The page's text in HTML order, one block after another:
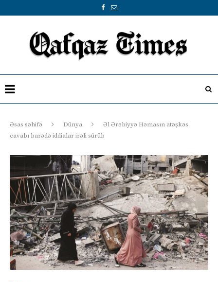
Əsas səhifə Dünya
Əl Ərəbiyyə Həmasın atəşkəs
cavabı barədə iddialar irəli sürüb